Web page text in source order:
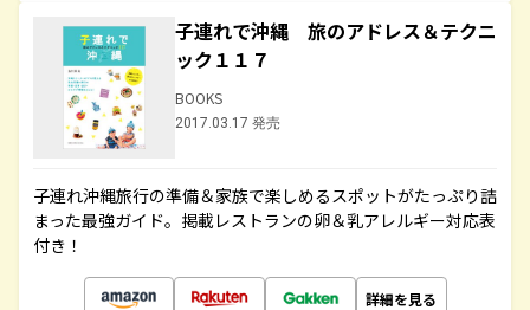
子連れで沖縄 旅のアドレス＆テクニ
ック１１７
BOOKS
2017.03.17 発売
子連れ沖縄旅行の準備＆家族で楽しめるスポットがたっぷり詰
まった最強ガイド。掲載レストランの卵＆乳アレルギー対応表
付き！
詳細を見る